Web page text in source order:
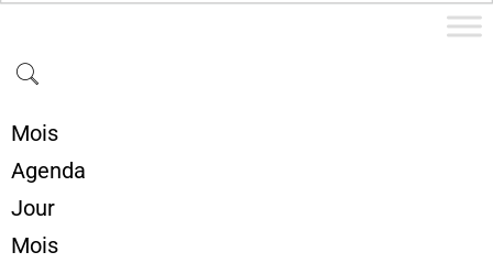
Mois
Agenda
Jour
Mois